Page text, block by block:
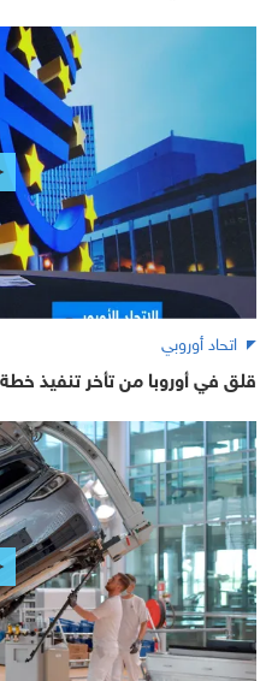
اتحاد أوروبي
قلق في أوروبا من تأخر تنفيذ